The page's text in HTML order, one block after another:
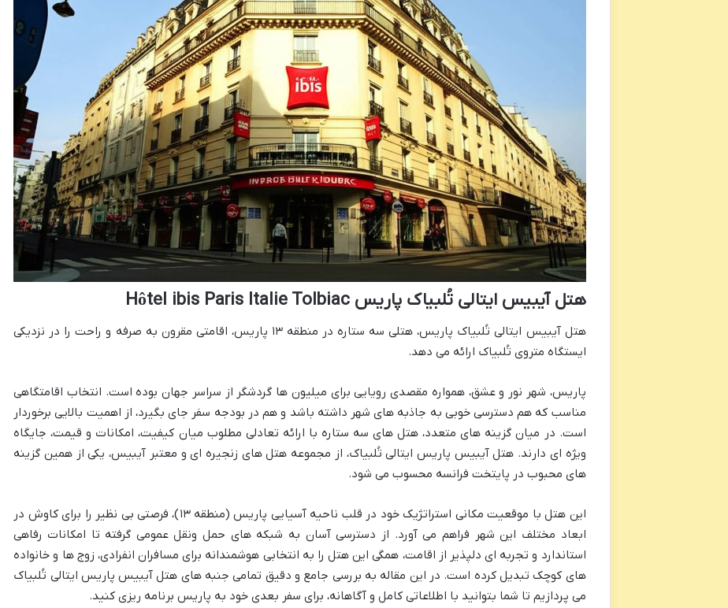
هتل آیبیس ایتالی تُلبیاک پاریس Hôtel ibis Paris Italie Tolbiac
هتل آیبیس ایتالی تُلبیاک پاریس، هتلی سه ستاره در منطقه ۱۳ پاریس، اقامتی مقرون به صرفه و راحت را در نزدیکی
ایستگاه متروی تُلبیاک ارائه می دهد.
پاریس، شهر نور و عشق، همواره مقصدی رویایی برای میلیون ها گردشگر از سراسر جهان بوده است. انتخاب اقامتگاهی
مناسب که هم دسترسی خوبی به جاذبه های شهر داشته باشد و هم در بودجه سفر جای بگیرد، از اهمیت بالایی برخوردار
است. در میان گزینه های متعدد، هتل های سه ستاره با ارائه تعادلی مطلوب میان کیفیت، امکانات و قیمت، جایگاه
ویژه ای دارند. هتل آیبیس پاریس ایتالی تُلبیاک، از مجموعه هتل های زنجیره ای و معتبر آیبیس، یکی از همین گزینه
های محبوب در پایتخت فرانسه محسوب می شود.
این هتل با موقعیت مکانی استراتژیک خود در قلب ناحیه آسیایی پاریس (منطقه ۱۳)، فرصتی بی نظیر را برای کاوش در
ابعاد مختلف این شهر فراهم می آورد. از دسترسی آسان به شبکه های حمل ونقل عمومی گرفته تا امکانات رفاهی
استاندارد و تجربه ای دلپذیر از اقامت، همگی این هتل را به انتخابی هوشمندانه برای مسافران انفرادی، زوج ها و خانواده
های کوچک تبدیل کرده است. در این مقاله به بررسی جامع و دقیق تمامی جنبه های هتل آیبیس پاریس ایتالی تُلبیاک
می پردازیم تا شما بتوانید با اطلاعاتی کامل و آگاهانه، برای سفر بعدی خود به پاریس برنامه ریزی کنید.